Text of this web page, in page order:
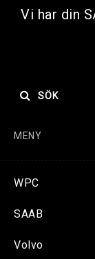
Vi har din
SÖK
MENY
WPC
SAAB
Volvo